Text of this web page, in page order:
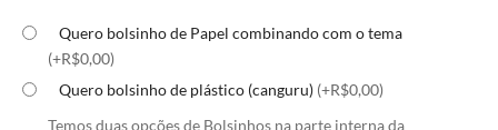
Quero bolsinho de Papel combinando com o tema
(+R$0,00)
Quero bolsinho de plástico (canguru) (+R$0,00)
Temos duas opções de Bolsinhos na parte interna da